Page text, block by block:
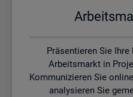
Präsentieren Sie
Arbeitsmarkt in
Kommunizieren Sie
analysieren Sie